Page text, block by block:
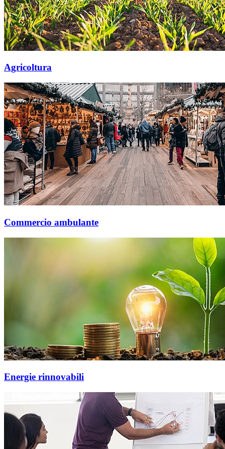
Agricoltura
Commercio ambulante
Energie rinnovabili